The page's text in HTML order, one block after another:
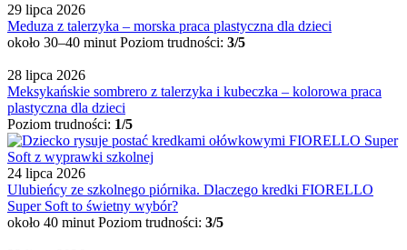
29 lipca 2026
Meduza z talerzyka – morska praca plastyczna dla dzieci
około 30–40 minut Poziom trudności: 3/5
28 lipca 2026
Meksykańskie sombrero z talerzyka i kubeczka – kolorowa praca
plastyczna dla dzieci
Poziom trudności: 1/5
24 lipca 2026
Ulubieńcy ze szkolnego piórnika. Dlaczego kredki FIORELLO
Super Soft to świetny wybór?
około 40 minut Poziom trudności: 3/5